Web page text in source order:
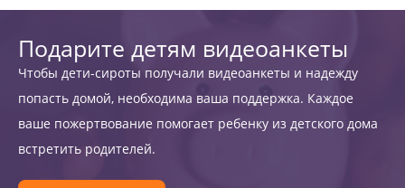
Подарите детям видеоанкеты
Чтобы дети-сироты получали видеоанкеты и надежду
попасть домой, необходима ваша поддержка. Каждое
ваше пожертвование помогает ребенку из детского дома
встретить родителей.